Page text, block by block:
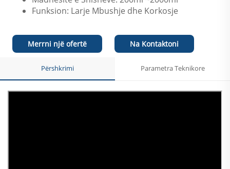
Funksion: Larje Mbushje dhe Korkosje
Merrni një ofertë Na Kontaktoni
Përshkrimi Parametra Teknikore